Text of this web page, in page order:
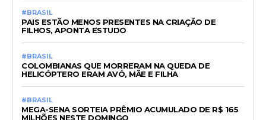
#BRASIL
PAIS ESTÃO MENOS PRESENTES NA CRIAÇÃO DE
FILHOS, APONTA ESTUDO
#BRASIL
COLOMBIANAS QUE MORRERAM NA QUEDA DE
HELICÓPTERO ERAM AVÓ, MÃE E FILHA
#BRASIL
MEGA-SENA SORTEIA PRÊMIO ACUMULADO DE R$ 165
MILHÕES NESTE DOMINGO